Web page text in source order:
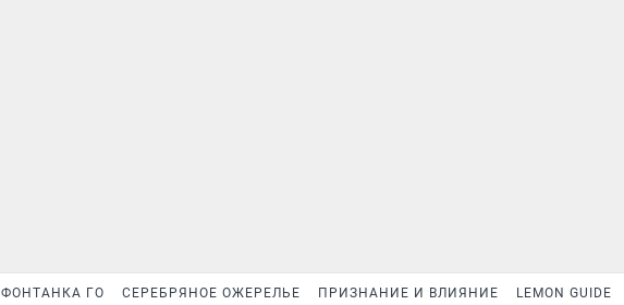
ФОНТАНКА ГО СЕРЕБРЯНОЕ ОЖЕРЕЛЬЕ ПРИЗНАНИЕ И ВЛИЯНИЕ LEMON GUIDE